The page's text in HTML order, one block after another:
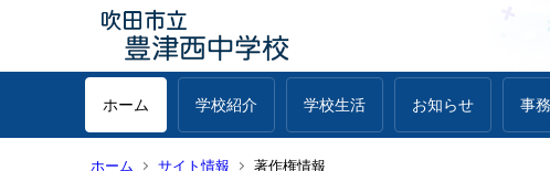
ホーム 学校紹介 学校生活 お知らせ 事
ホーム サイト情報 著作権情報